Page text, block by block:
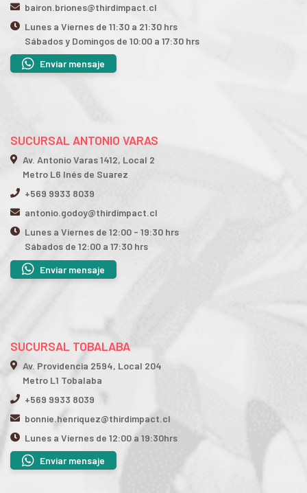
bairon.briones@thirdimpact.cl
Lunes a Viernes de 11:30 a 21:30 hrs
Sábados y Domingos de 10:00 a 17:30 hrs
Enviar mensaje
SUCURSAL ANTONIO VARAS
Av. Antonio Varas 1412, Local 2
Metro L6 Inés de Suarez
+569 9933 8039
antonio.godoy@thirdimpact.cl
Lunes a Viernes de 12:00 - 19:30 hrs
Sábados de 12:00 a 17:30 hrs
Enviar mensaje
SUCURSAL TOBALABA
Av. Providencia 2594, Local 204
Metro L1 Tobalaba
+569 9933 8039
bonnie.henriquez@thirdimpact.cl
Lunes a Viernes de 12:00 a 19:30hrs
Enviar mensaje